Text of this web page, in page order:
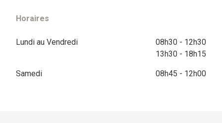
Horaires
Lundi au Vendredi
08h30 - 12h30
13h30 - 18h15
Samedi 08h45 - 12h00